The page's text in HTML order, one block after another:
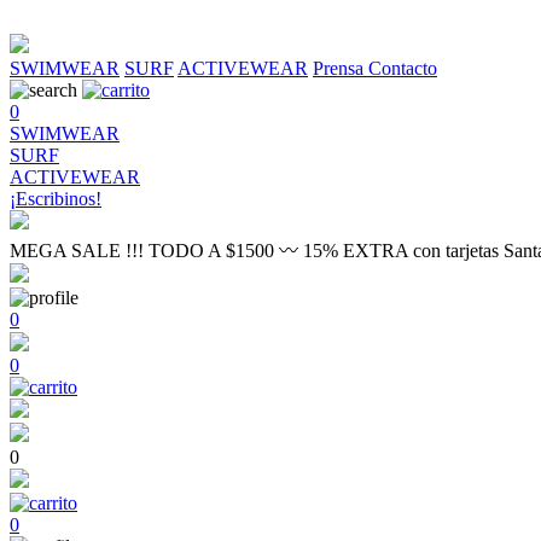
SWIMWEAR SURF ACTIVEWEAR Prensa Contacto
0
SWIMWEAR
SURF
ACTIVEWEAR
¡Escribinos!
MEGA SALE !!! TODO A $1500 〰 15% EXTRA con tarjetas
0
0
0
0